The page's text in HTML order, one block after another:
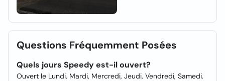
Questions Fréquemment Posées
Quels jours Speedy est-il ouvert?
Ouvert le Lundi, Mardi, Mercredi, Jeudi, Vendredi, Samedi.